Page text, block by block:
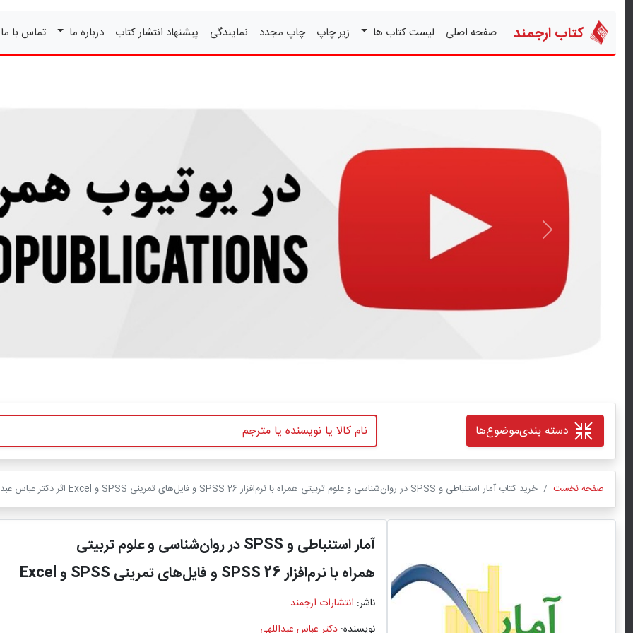
کتاب ارجمند صفحه اصلی لیست کتاب ها زیر چاپ چاپ مجدد نمایندگی پیشنهاد انتشار کتاب درباره ما تماس با
قبلی
دسته بندیموضوع‌ها
صفحه نخست خرید کتاب آمار استنباطی و SPSS در روان‌شناسی و علوم تربیتی همراه با نرم‌افزار SPSS 26 و فایل‌های تمرینی SPSS و Excel اثر دکتر عباس عبداللهی با تخفیف ویژه
آمار استنباطی و SPSS در روان‌شناسی و علوم تربیتی
همراه با نرم‌افزار SPSS 26 و فایل‌های تمرینی SPSS و Excel
ناشر: انتشارات ارجمند
نویسنده: دکتر عباس عبداللهی